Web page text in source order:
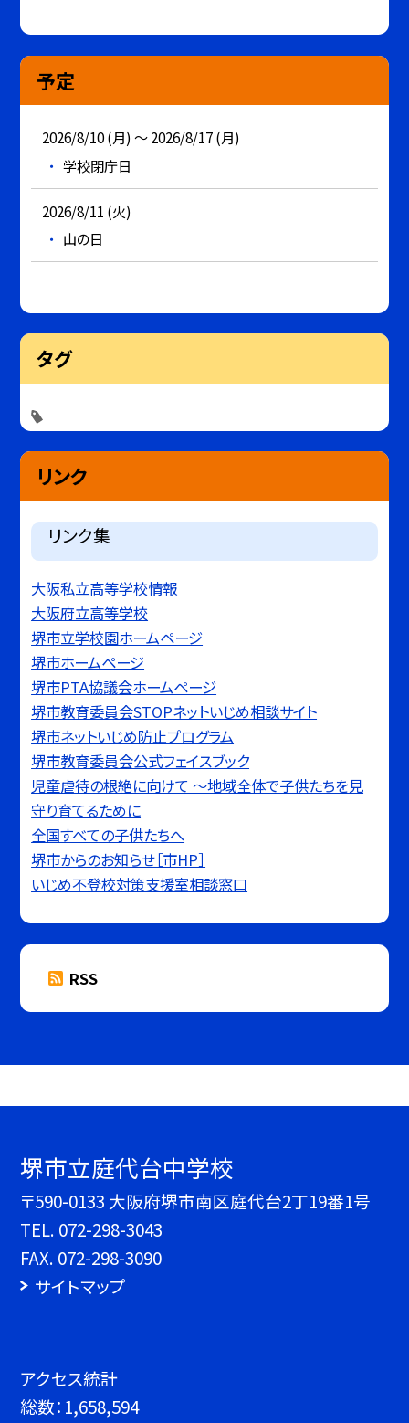
予定
2026/8/10 (月) ～ 2026/8/17 (月)
学校閉庁日
2026/8/11 (火)
山の日
タグ
リンク
リンク集
大阪私立高等学校情報
大阪府立高等学校
堺市立学校園ホームページ
堺市ホームページ
堺市PTA協議会ホームページ
堺市教育委員会STOPネットいじめ相談サイト
堺市ネットいじめ防止プログラム
堺市教育委員会公式フェイスブック
児童虐待の根絶に向けて 〜地域全体で子供たちを見
守り育てるために
全国すべての子供たちへ
堺市からのお知らせ［市HP］
いじめ不登校対策支援室相談窓口
RSS
堺市立庭代台中学校
〒590-0133 大阪府堺市南区庭代台2丁19番1号
TEL. 072-298-3043
FAX. 072-298-3090
サイトマップ
アクセス統計
総数： 1,658,594